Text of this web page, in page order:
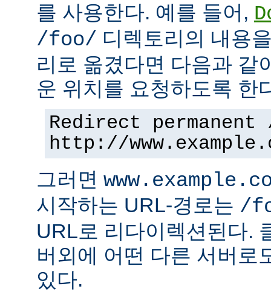
를 사용한다. 예를 들어,
/foo/ 디렉토리의 내용
리로 옮겼다면 다음과 같
운 위치를 요청하도록 한
Redirect
http://
그러면
시작하는 URL-경로는 /
URL로 리다이렉션된다.
버외에 어떤 다른 서버로
있다.